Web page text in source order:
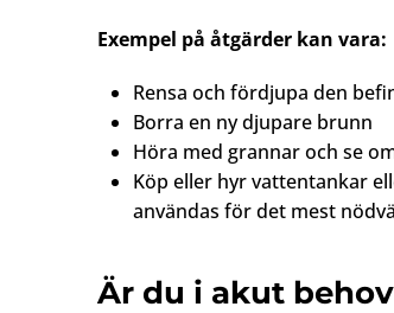
Exempel på åtgärder kan vara:
Rensa och fördjupa den
Borra en ny djupare brunn
Höra med grannar och se
Köp eller hyr vattentankar
användas för det mest
Är du i akut